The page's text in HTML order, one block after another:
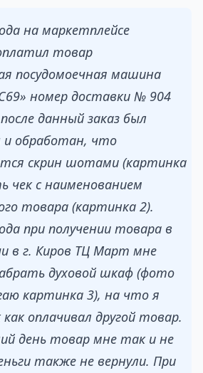
на маркетплейсе
товар
посудомоечная машина
номер доставки № 904
данный заказ был
обработан, что
скрин шотами (картинка
чек с наименованием
товара (картинка 2).
при получении товара в
в г. Киров ТЦ Март мне
духовой шкаф (фото
картинка 3), на что я
оплачивал другой товар.
день товар мне так и не
также не вернули. При